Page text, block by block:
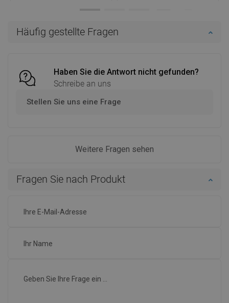
Häufig gestellte Fragen
Haben Sie die Antwort nicht gefunden?
Schreibe an uns
Stellen Sie uns eine Frage
Weitere Fragen sehen
Fragen Sie nach Produkt